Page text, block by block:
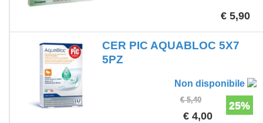
€ 5,90
CER PIC AQUABLOC 5X7
5PZ
Non disponibile
25%
€ 5,40
€ 4,00